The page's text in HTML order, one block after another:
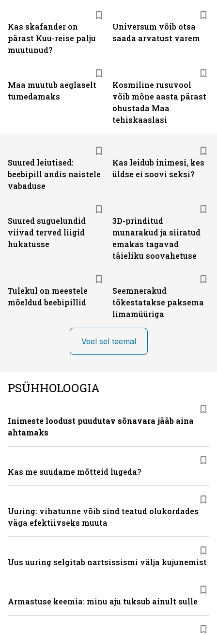
Kas skafander on
pärast Kuu-reise palju
muutunud?
Universum võib otsa
saada arvatust varem
Maa muutub aeglaselt
tumedamaks
Kosmiline rusuvool
võib mõne aasta pärast
ohustada Maa
tehiskaaslasi
Suured leiutised:
beebipill andis naistele
vabaduse
Kas leidub inimesi, kes
üldse ei soovi seksi?
Suured suguelundid
viivad terved liigid
hukatusse
3D-prinditud
munarakud ja siiratud
emakas tagavad
täieliku soovahetuse
Tulekul on meestele
mõeldud beebipillid
Seemnerakud
tõkestatakse paksema
limamüüriga
Veel sel teemal
PSÜHHOLOOGIA
Inimeste loodust puudutav sõnavara jääb aina
ahtamaks
Kas me suudame mõtteid lugeda?
Uuring: vihatunne võib sind teatud olukordades
väga efektiivseks muuta
Uus uuring selgitab nartsissismi välja kujunemist
Armastuse keemia: minu aju tuksub ainult sulle